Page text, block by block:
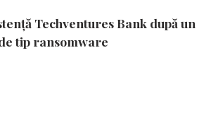
Techventures Bank după un
tip ransomware